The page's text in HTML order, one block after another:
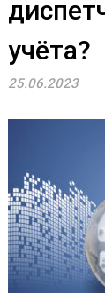
учёта?
25.06.2023